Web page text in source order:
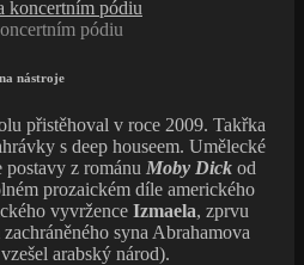
pódiu
nástroje
přistěhoval v roce 2009. Takřka
s deep houseem. Umělecké
z románu Moby Dick od
prozaickém díle amerického
vyvržence Izmaela, zprvu
syna Abrahamova
arabský národ).